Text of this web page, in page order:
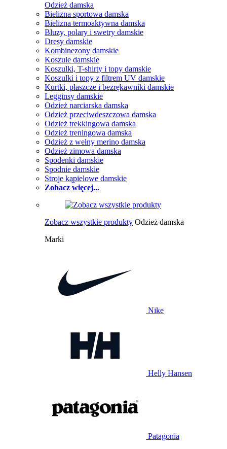
Odzież damska
Bielizna sportowa damska
Bielizna termoaktywna damska
Bluzy, polary i swetry damskie
Dresy damskie
Kombinezony damskie
Koszule damskie
Koszulki, T-shirty i topy damskie
Koszulki i topy z filtrem UV damskie
Kurtki, płaszcze i bezrękawniki damskie
Legginsy damskie
Odzież narciarska damska
Odzież przeciwdeszczowa damska
Odzież trekkingowa damska
Odzież treningowa damska
Odzież z wełny merino damska
Odzież zimowa damska
Spodenki damskie
Spodnie damskie
Stroje kąpielowe damskie
Zobacz więcej...
Zobacz wszystkie produkty Odzież damska
Marki
Nike
Helly Hansen
Patagonia